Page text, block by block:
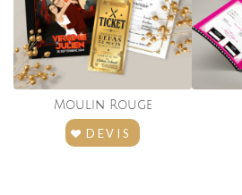
Moulin Rouge
DEVIS